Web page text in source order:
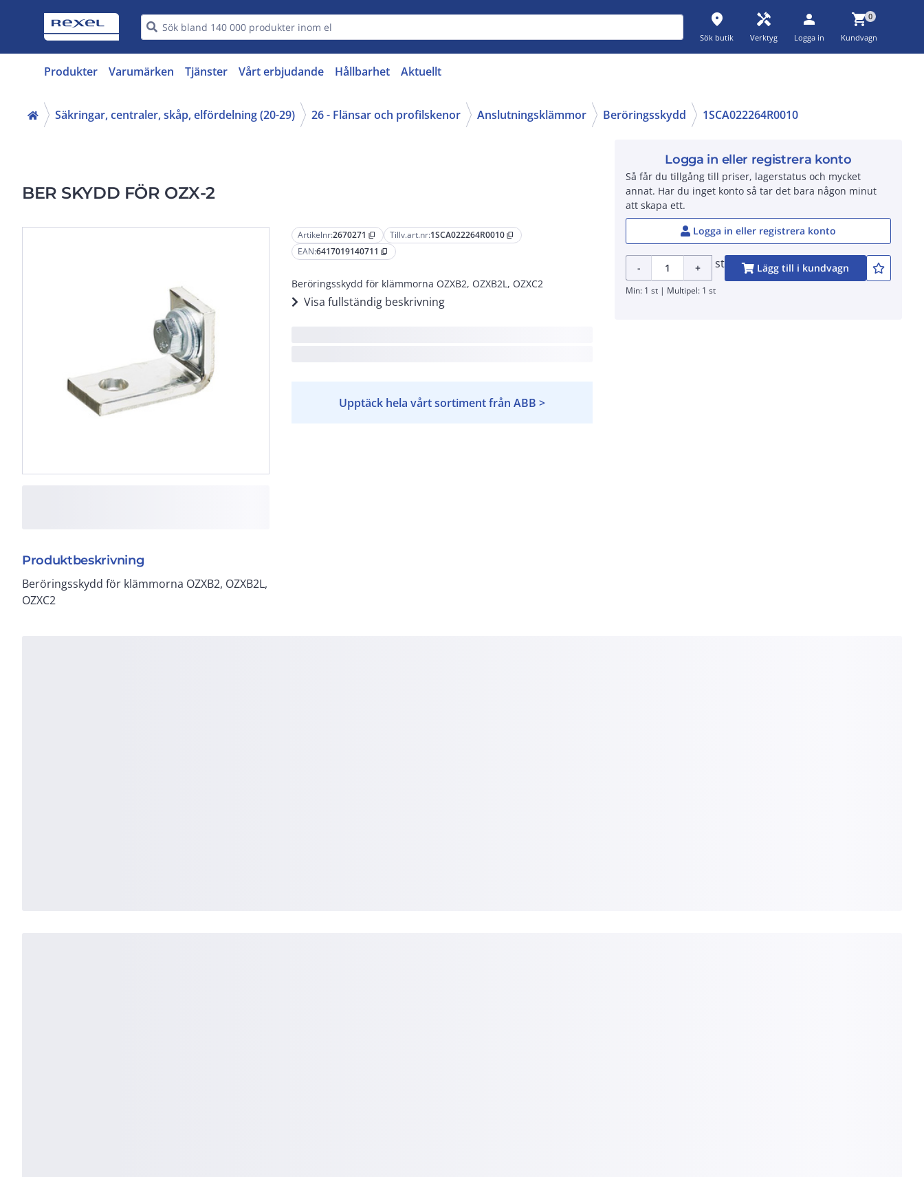
place
Sök butik
handyman
Verktyg
person
Logga in
shopping_cart0
Kundvagn
Produkter Varumärken Tjänster Vårt erbjudande Hållbarhet Aktuellt
Säkringar, centraler, skåp, elfördelning (20-29) 26 - Flänsar och profilskenor Anslutningsklämmor Beröringsskydd 1SCA022264R0010
BER SKYDD FÖR OZX-2
Artikelnr:2670271 content_copy Tillv.art.nr:1SCA022264R0010 content_copy
EAN:6417019140711 content_copy
Beröringsskydd för klämmorna OZXB2, OZXB2L, OZXC2
Visa fullständig beskrivning
Upptäck hela vårt sortiment från ABB >
Produktbeskrivning
Beröringsskydd för klämmorna OZXB2, OZXB2L,
OZXC2
Logga in eller registrera konto
Så får du tillgång till priser, lagerstatus och mycket
annat. Har du inget konto så tar det bara någon minut
att skapa ett.
Logga in eller registrera konto
- + st Lägg till i kundvagn
Min: 1 st | Multipel: 1 st